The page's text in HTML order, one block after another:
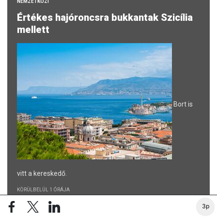
3p
Értékes hajóroncsra bukkantak Szicília
mellett
Bort is
vitt a kereskedő.
KÖRÜLBELÜL 1 ÓRÁJA
KÖZÉRDEKŰ